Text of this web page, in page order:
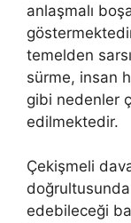
anlaşmalı
temelden
sürme, insan
gibi nedenler
edilmektedir.
Çekişmeli
edebileceği